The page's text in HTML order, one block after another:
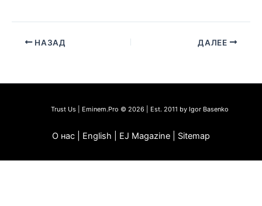
НАЗАД ДАЛЕЕ
Trust Us | Eminem.Pro © 2026 | Est. 2011 by Igor Basenko
О нас | English | EJ Magazine | Sitemap